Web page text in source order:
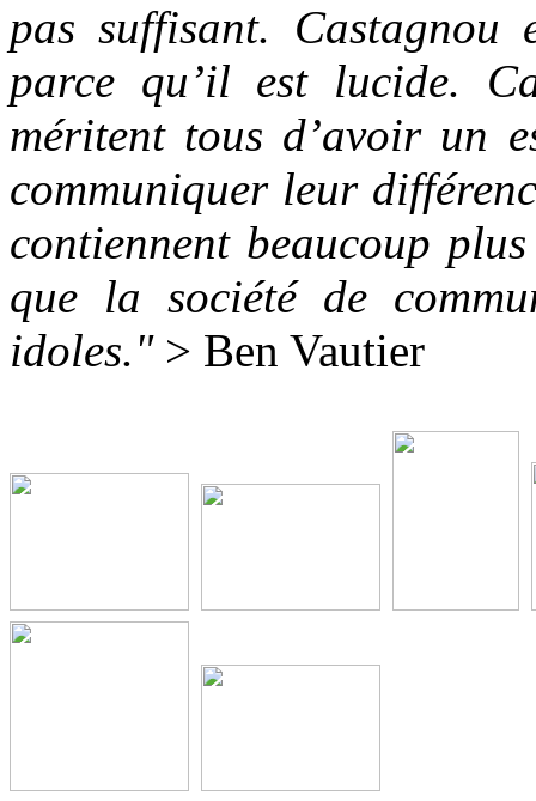
pas suffisant.
parce qu’il est lucide.
méritent tous d’avoir un
communiquer leur
contiennent beaucoup
que la société de
idoles." > Ben Vautier